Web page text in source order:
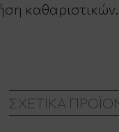
ΣΧΕΤΙΚΆ